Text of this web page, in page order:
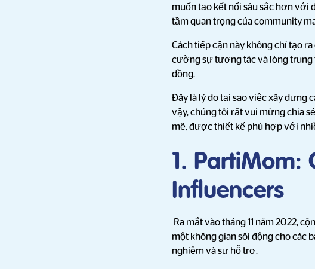
muốn tạo kết nối sâu sắc hơn với
tầm quan trọng của community
Cách tiếp cận này không chỉ tạo
cường sự tương tác và lòng trung
đồng.
Đây là lý do tại sao việc xây dựng
vậy, chúng tôi rất vui mừng chia
mẽ, được thiết kế phù hợp với
1. PartiMom:
Influencers
Ra mắt vào tháng 11 năm 2022,
một không gian sôi động cho các
nghiệm và sự hỗ trợ.